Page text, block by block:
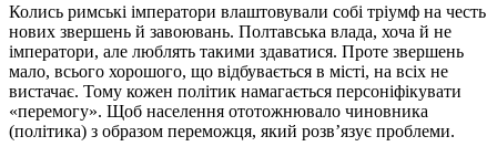
Колись римські імператори влаштовували собі тріумф на честь
нових звершень й завоювань. Полтавська влада, хоча й не
імператори, але люблять такими здаватися. Проте звершень
мало, всього хорошого, що відбувається в місті, на всіх не
вистачає. Тому кожен політик намагається персоніфікувати
«перемогу». Щоб населення ототожнювало чиновника
(політика) з образом переможця, який розв’язує проблеми.